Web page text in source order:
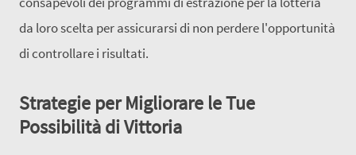
da loro scelta per assicurarsi di non perdere l'opportunità
di controllare i risultati.
Strategie per Migliorare le Tue
Possibilità di Vittoria